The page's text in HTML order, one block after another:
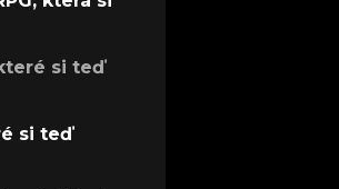
si teď
si teď